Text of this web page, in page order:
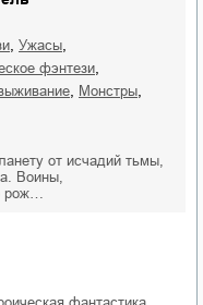
ужасы
фэнтези
монстры
от исчадий тьмы,
Воины,
рож…